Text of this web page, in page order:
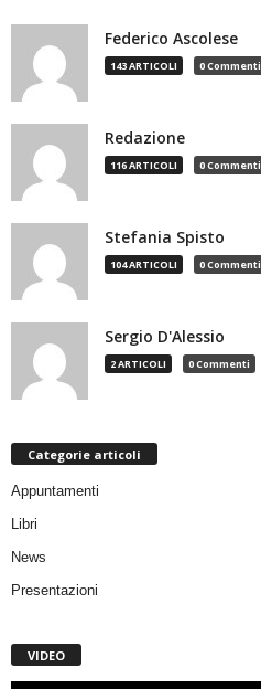
Federico Ascolese
143 ARTICOLI 0 Commenti
Redazione
116 ARTICOLI 0 Commenti
Stefania Spisto
104 ARTICOLI 0 Commenti
Sergio D'Alessio
2 ARTICOLI 0 Commenti
Categorie articoli
Appuntamenti
Libri
News
Presentazioni
VIDEO